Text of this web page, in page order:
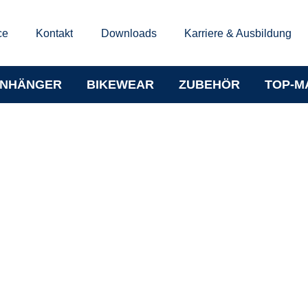
Kontakt Downloads Karriere & Ausbildung
BIKEWEAR ZUBEHÖR TOP-